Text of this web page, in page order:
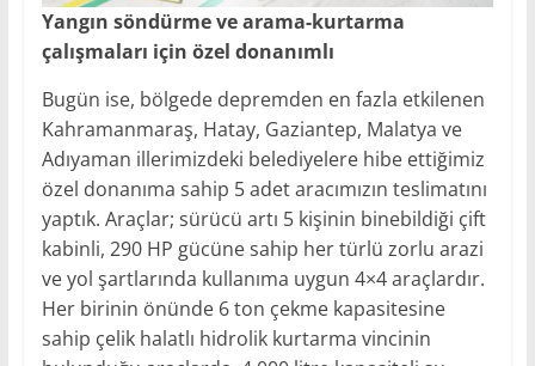
Yangın söndürme ve arama-kurtarma
çalışmaları için özel donanımlı
Bugün ise, bölgede depremden en fazla etkilenen
Kahramanmaraş, Hatay, Gaziantep, Malatya ve
Adıyaman illerimizdeki belediyelere hibe ettiğimiz
özel donanıma sahip 5 adet aracımızın teslimatını
yaptık. Araçlar; sürücü artı 5 kişinin binebildiği çift
kabinli, 290 HP gücüne sahip her türlü zorlu arazi
ve yol şartlarında kullanıma uygun 4×4 araçlardır.
Her birinin önünde 6 ton çekme kapasitesine
sahip çelik halatlı hidrolik kurtarma vincinin